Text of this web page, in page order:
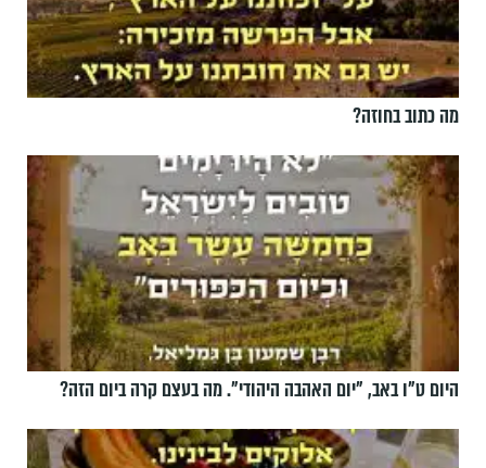
מה כתוב בחוזה?
היום ט"ו באב, ”יום האהבה היהודי". מה בעצם קרה ביום הזה?